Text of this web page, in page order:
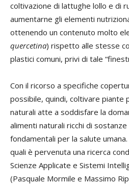
coltivazione di lattughe lollo e di
aumentarne gli elementi
ottenendo un contenuto molto
quercetina) rispetto alle stesse
plastici comuni, privi di tale
Con il ricorso a specifiche
possibile, quindi, coltivare piante
naturali atte a soddisfare la
alimenti naturali ricchi di
fondamentali per la salute
quali è pervenuta una ricerca
Scienze Applicate e Sistemi
(Pasquale Mormile e Massimo